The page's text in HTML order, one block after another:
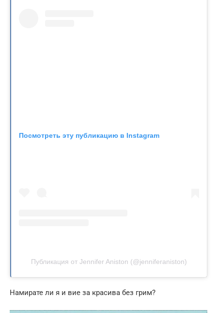
Посмотреть эту публикацию в Instagram
Публикация от Jennifer Aniston (@jenniferaniston)
Намирате ли я и вие за красива без грим?